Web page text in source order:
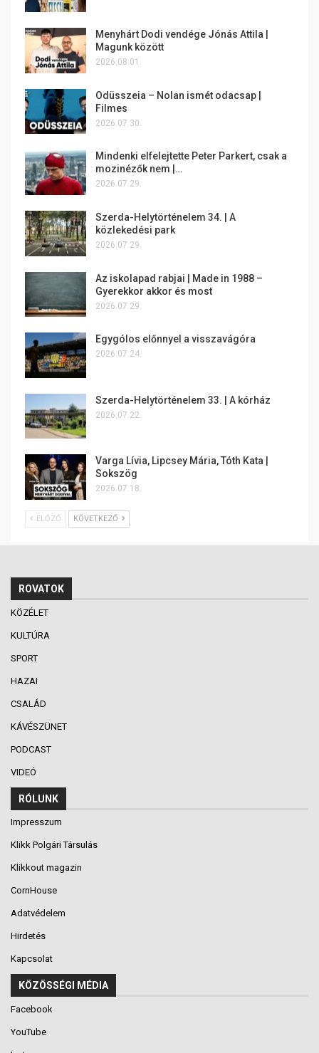
Menyhárt Dodi vendége Jónás Attila |
Magunk között
2026.08.01.
Odüsszeia – Nolan ismét odacsap |
Filmes
2026.07.30.
Mindenki elfelejtette Peter Parkert, csak a
mozinézők nem |…
2026.07.29.
Szerda-Helytörténelem 34. | A
közlekedési park
2026.07.29.
Az iskolapad rabjai | Made in 1988 –
Gyerekkor akkor és most
2026.07.29.
Egygólos előnnyel a visszavágóra
2026.07.24.
Szerda-Helytörténelem 33. | A kórház
2026.07.22.
Varga Lívia, Lipcsey Mária, Tóth Kata |
Sokszög
2026.07.18.
ELŐZŐ KÖVETKEZŐ
ROVATOK
KÖZÉLET
KULTÚRA
SPORT
HAZAI
CSALÁD
KÁVÉSZÜNET
PODCAST
VIDEÓ
RÓLUNK
Impresszum
Klikk Polgári Társulás
Klikkout magazin
CornHouse
Adatvédelem
Hirdetés
Kapcsolat
KÖZÖSSÉGI MÉDIA
Facebook
YouTube